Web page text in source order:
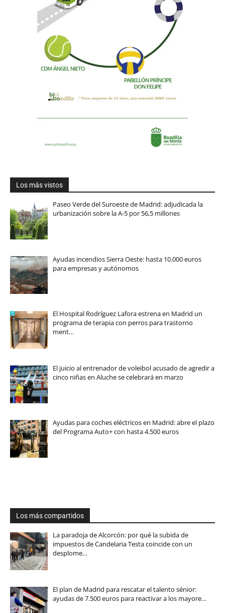
Los más vistos
Paseo Verde del Suroeste de Madrid: adjudicada la
urbanización sobre la A-5 por 56,5 millones
Ayudas incendios Sierra Oeste: hasta 10.000 euros
para empresas y autónomos
El Hospital Rodríguez Lafora estrena en Madrid un
programa de terapia con perros para trastorno
ment…
El juicio al entrenador de voleibol acusado de agredir a
cinco niñas en Aluche se celebrará en marzo
Ayudas para coches eléctricos en Madrid: abre el plazo
del Programa Auto+ con hasta 4.500 euros
Los más compartidos
La paradoja de Alcorcón: por qué la subida de
impuestos de Candelaria Testa coincide con un
desplome…
El plan de Madrid para rescatar el talento sénior:
ayudas de 7.500 euros para reactivar a los mayore…